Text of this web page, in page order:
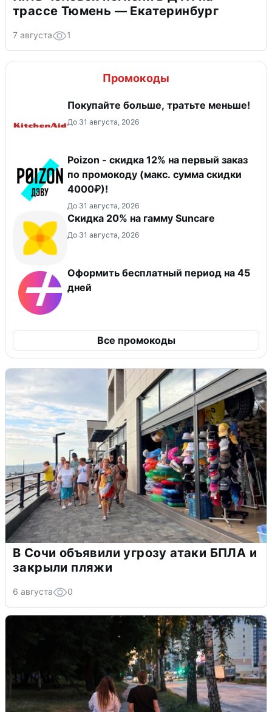
трассе Тюмень — Екатеринбург
7 августа 1
Промокоды
Покупайте больше, тратьте меньше!
До 31 августа, 2026
Poizon - скидка 12% на первый заказ
по промокоду (макс. сумма скидки
4000₽)!
До 31 августа, 2026
Скидка 20% на гамму Suncare
До 31 августа, 2026
Оформить бесплатный период на 45
дней
Все промокоды
В Сочи объявили угрозу атаки БПЛА и
закрыли пляжи
6 августа 0